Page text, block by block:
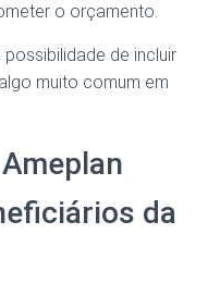
o orçamento.
de incluir
muito comum em
da